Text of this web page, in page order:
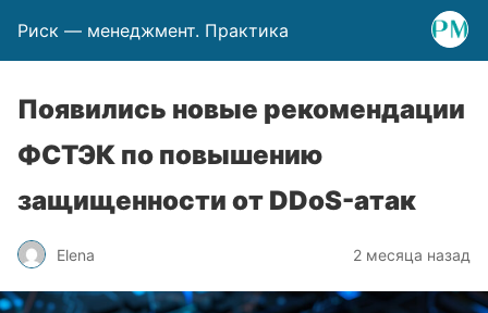
Риск — менеджмент. Практика
Появились новые рекомендации
ФСТЭК по повышению
защищенности от DDoS-атак
Elena 2 месяца назад